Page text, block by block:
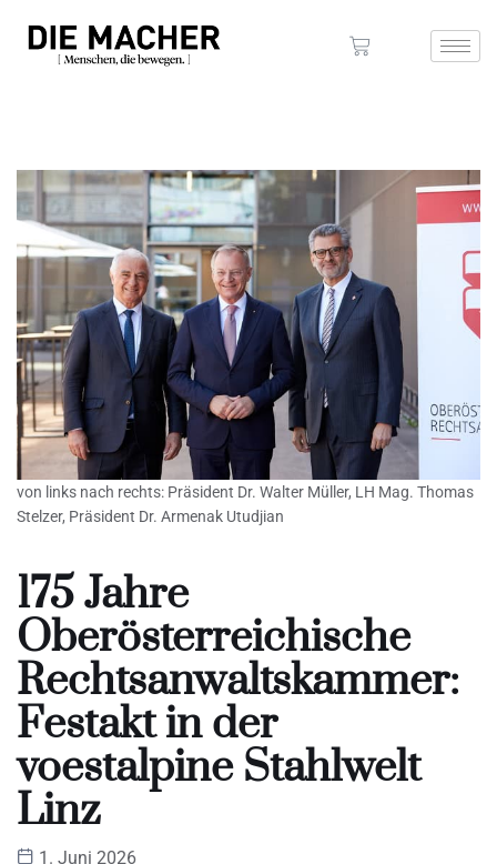
von links nach rechts: Präsident Dr. Walter Müller, LH Mag. Thomas
Stelzer, Präsident Dr. Armenak Utudjian
175 Jahre
Oberösterreichische
Rechtsanwaltskammer:
Festakt in der
voestalpine Stahlwelt
Linz
1. Juni 2026